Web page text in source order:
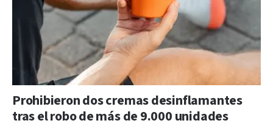
Prohibieron dos cremas desinflamantes
tras el robo de más de 9.000 unidades